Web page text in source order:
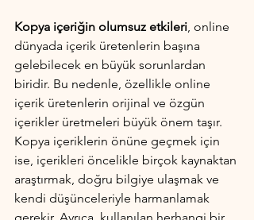
Kopya içeriğin olumsuz etkileri, online
dünyada içerik üretenlerin başına
gelebilecek en büyük sorunlardan
biridir. Bu nedenle, özellikle online
içerik üretenlerin orijinal ve özgün
içerikler üretmeleri büyük önem taşır.
Kopya içeriklerin önüne geçmek için
ise, içerikleri öncelikle birçok kaynaktan
araştırmak, doğru bilgiye ulaşmak ve
kendi düşünceleriyle harmanlamak